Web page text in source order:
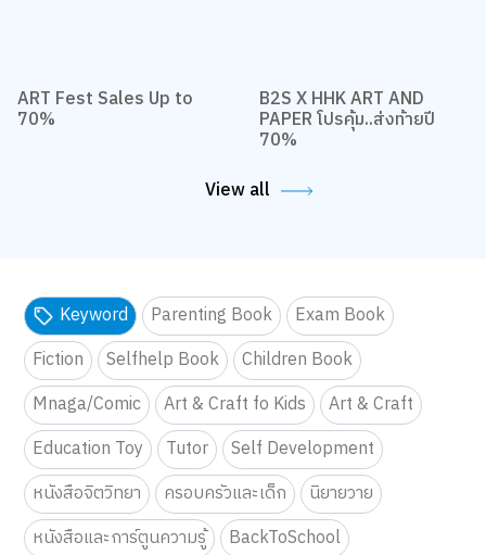
ART Fest Sales Up to
70%
B2S X HHK ART AND
PAPER โปรคุ้ม..ส่งท้ายปี
70%
View all
Keyword Parenting Book
Exam Book
Fiction
Selfhelp Book
Children Book
Mnaga/Comic
Art & Craft fo Kids
Art & Craft
Education Toy
Tutor
Self Development
หนังสือจิตวิทยา
ครอบครัวและเด็ก
นิยายวาย
หนังสือและการ์ตูนความรู้
BackToSchool